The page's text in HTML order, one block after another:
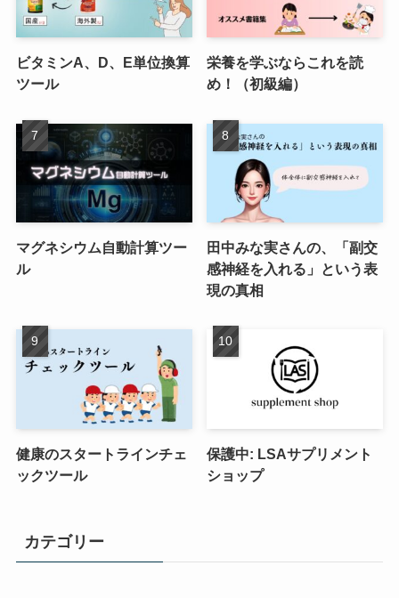
ビタミンA、D、E単位換算
ツール
栄養を学ぶならこれを読
め！（初級編）
マグネシウム自動計算ツー
ル
田中みな実さんの、「副交
感神経を入れる」という表
現の真相
健康のスタートラインチェ
ックツール
保護中: LSAサプリメント
ショップ
カテゴリー